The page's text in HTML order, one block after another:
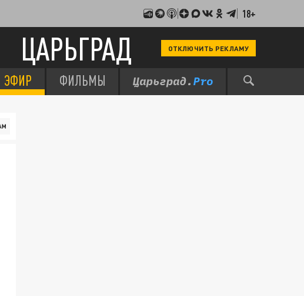
18+
ЦАРЬГРАД ОТКЛЮЧИТЬ РЕКЛАМУ
ЭФИР ФИЛЬМЫ